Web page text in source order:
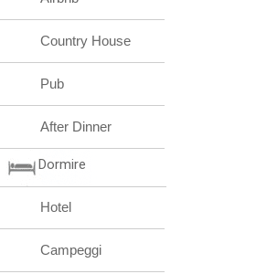
Country House
Pub
After Dinner
Dormire
Hotel
Campeggi